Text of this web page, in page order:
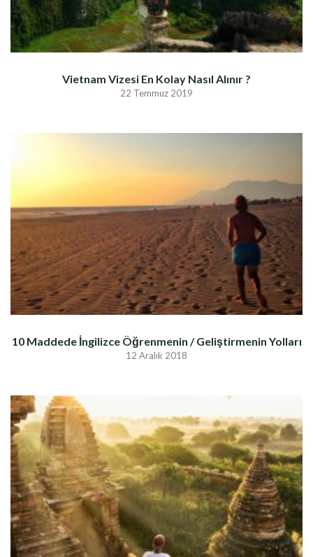
Vietnam Vizesi En Kolay Nasıl Alınır ?
22 Temmuz 2019
10 Maddede İngilizce Öğrenmenin / Geliştirmenin Yolları
12 Aralık 2018